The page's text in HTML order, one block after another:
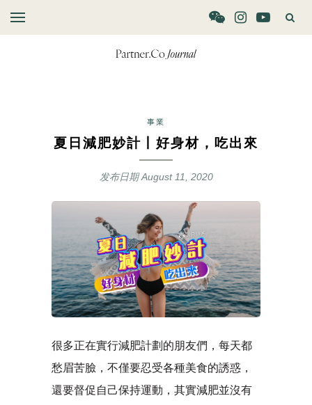
事業
夏日減肥妙計丨好身材，吃出來
发布日期August 11, 2020
很多正在實行減肥計劃的朋友們，每天都
愁眉苦臉，不僅要忍受各種美食的誘惑，
還要督促自己保持運動，其實減肥並沒有